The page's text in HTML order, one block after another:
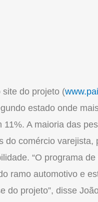
site do projeto (
estado onde
A maioria das
do comércio varejista,
“O programa
ramo automotivo e
do projeto”, disse